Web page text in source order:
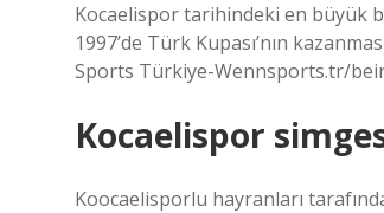
Kocaelispor tarihindeki en büyük
1997’de Türk Kupası’nın
Sports Türkiye-Wennsports.tr/
Kocaelispor
Koocaelisporlu hayranları